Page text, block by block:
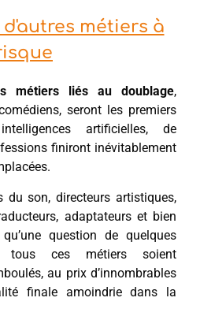
métiers à
métiers liés au doublage,
seront les premiers
artificielles, de
finiront inévitablement
du son, directeurs artistiques,
adaptateurs et bien
question de quelques
tous ces métiers soient
au prix d’innombrables
finale amoindrie dans la